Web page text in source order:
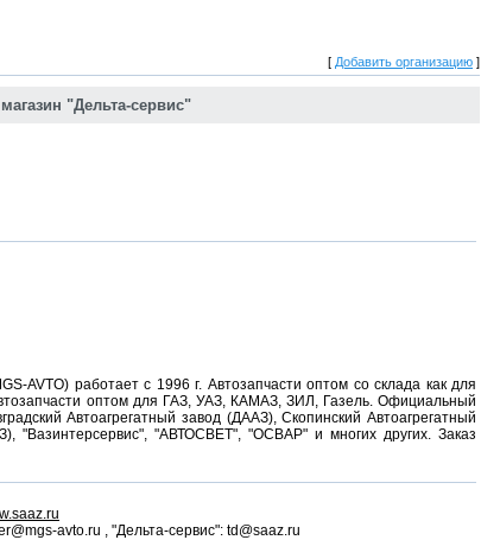
[ Добавить организацию ]
"Дельта-сервис"
AVTO) работает с 1996 г. Автозапчасти оптом со склада как для
оптом для ГАЗ, УАЗ, КАМАЗ, ЗИЛ, Газель. Официальный
Автоагрегатный завод (ДААЗ), Скопинский Автоагрегатный
"Вазинтерсервис", "АВТОСВЕТ", "ОСВАР" и многих других. Заказ
avto.ru , "Дельта-сервис": td@saaz.ru